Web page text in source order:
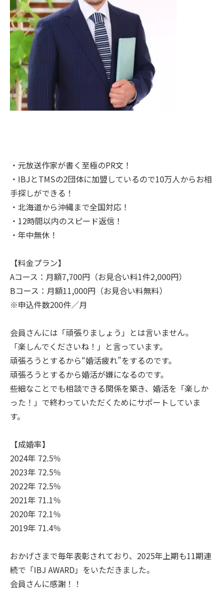
・元放送作家が書く至極のPR文！
・IBJとTMSの2団体に加盟しているので10万人からお相
手探しができる！
・北海道から沖縄まで全国対応！
・12時間以内のスピード返信！
・年中無休！
【料金プラン】
Aコース：月額7,700円（お見合い料1件2,000円）
Bコース：月額11,000円（お見合い料無料）
※申込件数200件／月
会員さんには「頑張りましょう」とは言いません。
「楽しんでくださいね！」と言っています。
頑張ろうとするから“婚活疲れ”をするのです。
頑張ろうとするから婚活が嫌になるのです。
些細なことでも相談できる関係を築き、婚活を「楽しか
った！」で終わっていただくためにサポートしていま
す。
【成婚率】
2024年 72.5％
2023年 72.5％
2022年 72.5％
2021年 71.1％
2020年 72.1％
2019年 71.4％
おかげさまで毎年表彰されており、2025年上期も11期連
続で「IBJ AWARD」をいただきました。
会員さんに感謝！！